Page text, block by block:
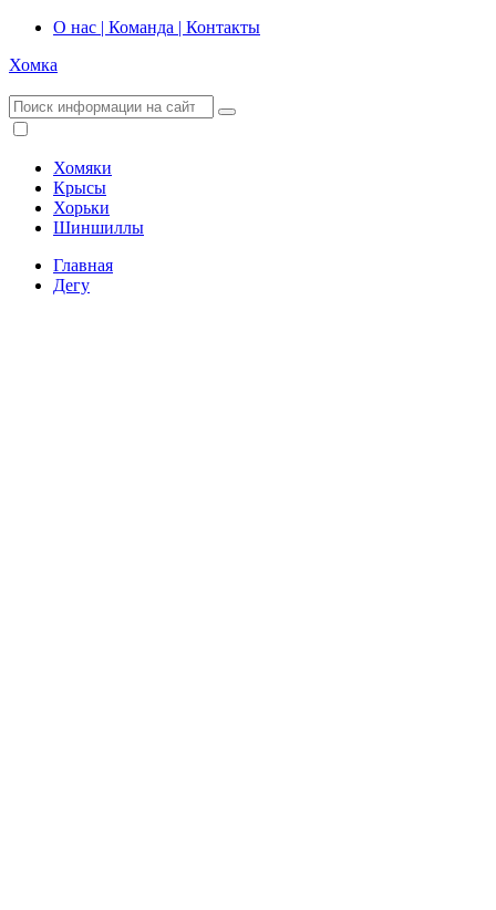
О нас | Команда | Контакты
Хомка
Хомяки
Крысы
Хорьки
Шиншиллы
Главная
Дегу